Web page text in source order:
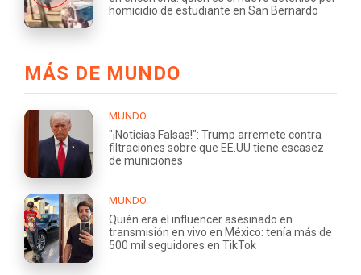
homicidio de estudiante en San Bernardo
MÁS DE MUNDO
MUNDO
"¡Noticias Falsas!": Trump arremete contra
filtraciones sobre que EE.UU tiene escasez
de municiones
MUNDO
Quién era el influencer asesinado en
transmisión en vivo en México: tenía más de
500 mil seguidores en TikTok